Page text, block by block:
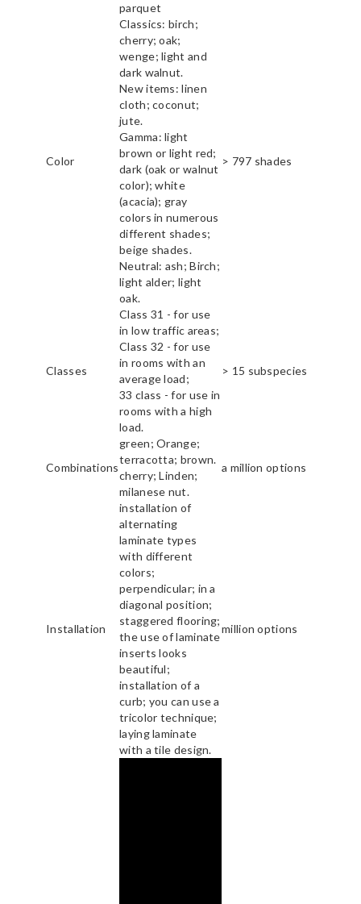
parquet
Color
Classics: birch;
cherry; oak;
wenge; light and
dark walnut.
New items: linen
cloth; coconut;
jute.
Gamma: light
brown or light red;
dark (oak or walnut
color); white
(acacia); gray
colors in numerous
different shades;
beige shades.
Neutral: ash; Birch;
light alder; light
oak.
> 797 shades
Classes
Class 31 - for use
in low traffic areas;
Class 32 - for use
in rooms with an
average load;
33 class - for use in
rooms with a high
load.
> 15 subspecies
Combinations
green; Orange;
terracotta; brown.
cherry; Linden;
milanese nut.
a million options
Installation
installation of
alternating
laminate types
with different
colors;
perpendicular; in a
diagonal position;
staggered flooring;
the use of laminate
inserts looks
beautiful;
installation of a
curb; you can use a
tricolor technique;
laying laminate
with a tile design.
million options